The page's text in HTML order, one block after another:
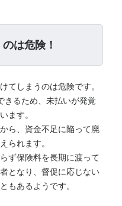
は危険！
てしまうのは危険です。
きるため、未払いが発覚
ます。
ら、資金不足に陥って廃
られます。
ず保険料を長期に渡って
となり、督促に応じない
もあるようです。